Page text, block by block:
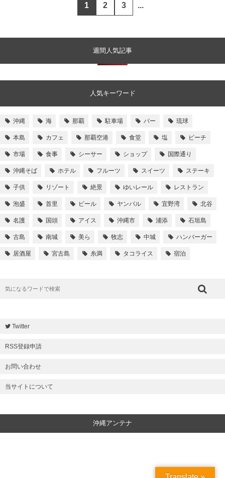
1 2 3 ...
週間人気記事
人気キーワード
沖縄 海 那覇 駐車場 バー 琉球
本島 カフェ 那覇空港 食堂 塩 ビーチ
市場 食事 シーサー ショップ 国際通り
沖縄そば ホテル フルーツ スイーツ ステーキ
子供 リゾート 絶景 ゆいレール レストラン
泡盛 首里 ビール ヤンバル 宜野湾 北谷
名護 国頭 アイス 沖縄市 浦添 石垣島
古島 南城 美ら 牧志 中城 ハンバーガー
居酒屋 宮古島 糸満 タコライス 宿泊
Twitter
RSS登録申請
お問い合わせ
当サイトについて
沖縄アンテナ